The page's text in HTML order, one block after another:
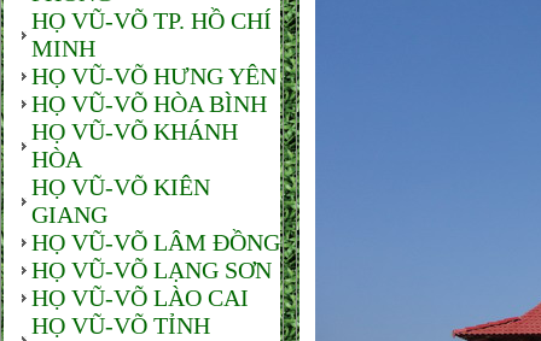
HỌ VŨ-VÕ TP. HỒ CHÍ
MINH
HỌ VŨ-VÕ HƯNG YÊN
HỌ VŨ-VÕ HÒA BÌNH
HỌ VŨ-VÕ KHÁNH
HÒA
HỌ VŨ-VÕ KIÊN
GIANG
HỌ VŨ-VÕ LÂM ĐỒNG
HỌ VŨ-VÕ LẠNG SƠN
HỌ VŨ-VÕ LÀO CAI
HỌ VŨ-VÕ TỈNH